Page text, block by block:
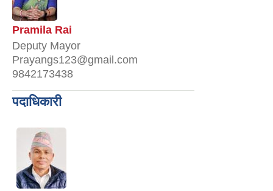
Pramila Rai
Deputy Mayor
Prayangs123@gmail.com
9842173438
पदाधिकारी